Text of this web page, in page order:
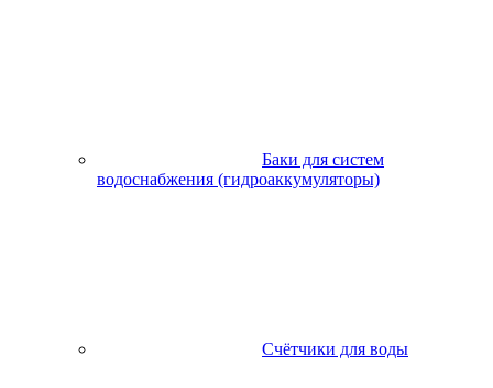
Баки для систем
водоснабжения (гидроаккумуляторы)
Счётчики для воды